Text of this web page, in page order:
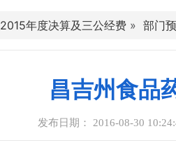
2015年度决算及三公经费 » 部门
昌吉州食品
发布日期： 2016-08-30